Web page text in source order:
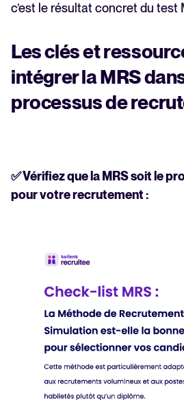
c’est le résultat concret du test
Les clés et
intégrer la MRS
processus de
✅ Vérifiez que la MRS soit le
pour votre recrutement :